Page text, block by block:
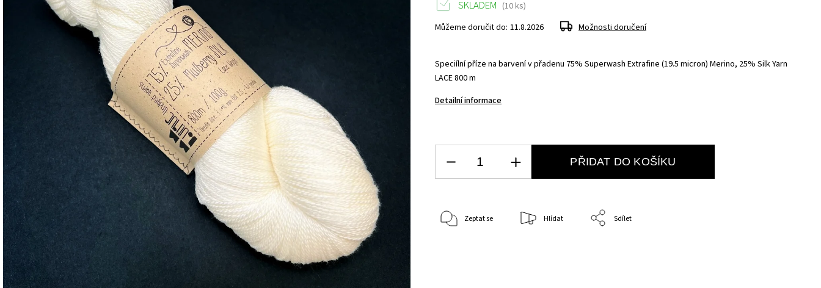
Speciílní příze na barvení v přadenu 75% Superwash Extrafine (19.5 micron) Merino, 25% Silk Yarn
LACE 800 m
Detailní informace
SKLADEM (10 ks)
Můžeme doručit do: 11.8.2026 Možnosti doručení
PŘIDAT DO KOŠÍKU
Zeptat se Hlídat Sdílet